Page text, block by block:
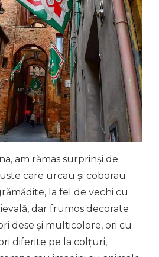
am rămas surprinși de
care urcau și coborau
la fel de vechi cu
dar frumos decorate
dese și multicolore, ori cu
diferite pe la colțuri,